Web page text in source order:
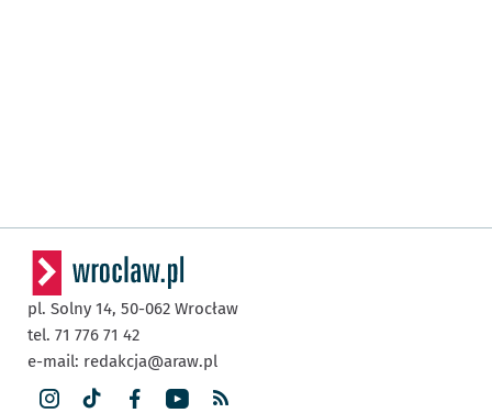
pl. Solny 14, 50-062 Wrocław
tel. 71 776 71 42
e-mail: redakcja@araw.pl